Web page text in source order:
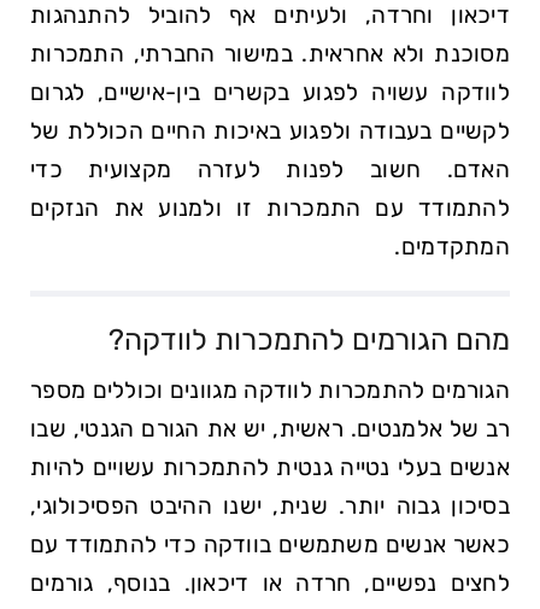
דיכאון וחרדה, ולעיתים אף להוביל להתנהגות
מסוכנת ולא אחראית. במישור החברתי, התמכרות
לוודקה עשויה לפגוע בקשרים בין-אישיים, לגרום
לקשיים בעבודה ולפגוע באיכות החיים הכוללת של
האדם. חשוב לפנות לעזרה מקצועית כדי
להתמודד עם התמכרות זו ולמנוע את הנזקים
המתקדמים.
מהם הגורמים להתמכרות לוודקה?
הגורמים להתמכרות לוודקה מגוונים וכוללים מספר
רב של אלמנטים. ראשית, יש את הגורם הגנטי, שבו
אנשים בעלי נטייה גנטית להתמכרות עשויים להיות
בסיכון גבוה יותר. שנית, ישנו ההיבט הפסיכולוגי,
כאשר אנשים משתמשים בוודקה כדי להתמודד עם
לחצים נפשיים, חרדה או דיכאון. בנוסף, גורמים